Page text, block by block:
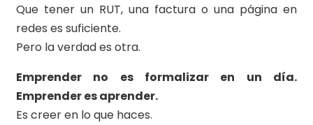
Que tener un RUT, una factura o una página en
redes es suficiente.
Pero la verdad es otra.
Emprender no es formalizar en un día.
Emprender es aprender.
Es creer en lo que haces.